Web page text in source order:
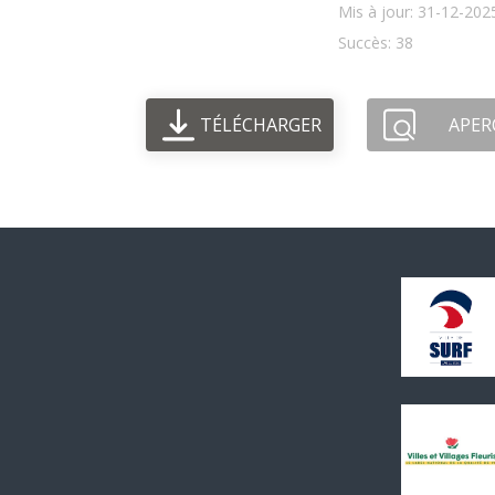
Mis à jour: 31-12-
Succès: 38
TÉLÉCHARGER